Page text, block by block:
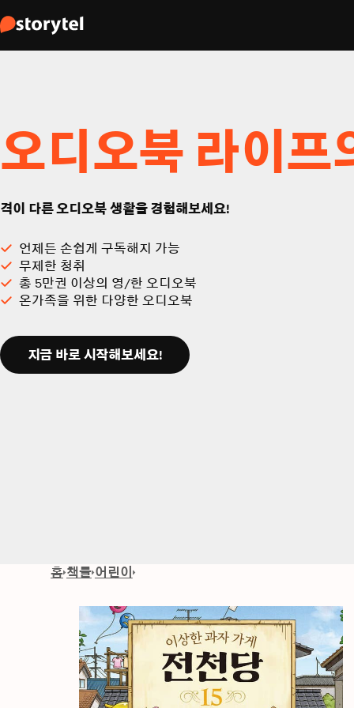
오디오북 라이프
격이 다른 오디오북 생활을 경험해보세요!
언제든 손쉽게 구독해지 가능
무제한 청취
총 5만권 이상의 영/한 오디오북
온가족을 위한 다양한 오디오북
지금 바로 시작해보세요!
홈 책들 어린이